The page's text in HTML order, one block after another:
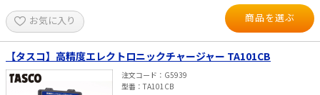
適合セフホルダー：SF-SHLD、SF-MSHLD、SFC-
SHLD、SFC-MSHLD、SF-MHLD、SF-CHLDS2M、
SF-MHLDS2M、SF-BHLD、SF-HLD-R、SFC-
CHLD、SFC-MHLD、SF-LHLD、SF-MLHLD等 ※セ
フホルダーは別売となります。ご利用にはセフホ
ルダーが必要になります。
お気に入り 商品を選ぶ
【タスコ】高精度エレクトロニックチャージャー TA101CB
注文コード
G5939
型番
TA101CB